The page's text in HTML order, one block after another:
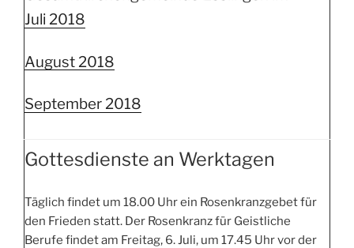
Juli 2018
August 2018
September 2018
Gottesdienste an Werktagen
Täglich findet um 18.00 Uhr ein Rosenkranzgebet für
den Frieden statt. Der Rosenkranz für Geistliche
Berufe findet am Freitag, 6. Juli, um 17.45 Uhr vor der